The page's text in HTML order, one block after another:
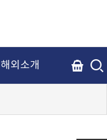
해외소개